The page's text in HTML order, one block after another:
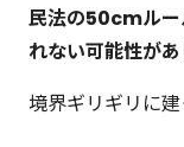
民法の50cmルー
れない可能性があ
境界ギリギリに